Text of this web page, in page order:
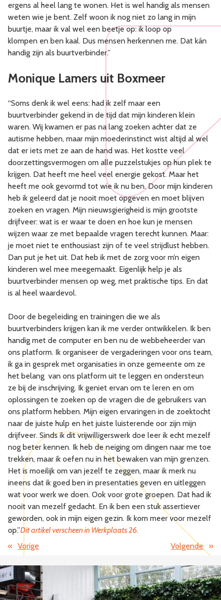
ergens al heel lang te wonen. Het is wel handig als mensen
weten wie je bent. Zelf woon ik nog niet zo lang in mijn
buurtje, maar ik val wel een beetje op: ik loop op
klompen en ben kaal. Dus mensen herkennen me. Dat kán
handig zijn als buurtverbinder.”
Monique Lamers uit Boxmeer
“Soms denk ik wel eens: had ik zelf maar een
buurtverbinder gekend in de tijd dat mijn kinderen klein
waren. Wij kwamen er pas na lang zoeken achter dat ze
autisme hebben, maar mijn moederinstinct wist altijd al wel
dat er iets met ze aan de hand was. Het kostte veel
doorzettingsvermogen om alle puzzelstukjes op hun plek te
krijgen. Dat heeft me heel veel energie gekost. Maar het
heeft me ook gevormd tot wie ik nu ben. Door mijn kinderen
heb ik geleerd dat je nooit moet opgeven en moet blijven
zoeken en vragen. Mijn nieuwsgierigheid is mijn grootste
drijfveer: wat is er waar te doen en hoe kun je mensen
wijzen waar ze met bepaalde vragen terecht kunnen. Maar:
je moet niet te enthousiast zijn of te veel strijdlust hebben.
Dan put je het uit. Dat heb ik met de zorg voor m’n eigen
kinderen wel mee meegemaakt. Eigenlijk help je als
buurtverbinder mensen op weg, met praktische tips. En dat
is al heel waardevol.
Door de begeleiding en trainingen die we als
buurtverbinders krijgen kan ik me verder ontwikkelen. Ik ben
handig met de computer en ben nu de webbeheerder van
ons platform. Ik organiseer de vergaderingen voor ons team,
ik ga in gesprek met organisaties in onze gemeente om ze
het belang van ons platform uit te leggen en ondersteun
ze bij de inschrijving. Ik geniet ervan om te leren en om
oplossingen te zoeken op de vragen die de gebruikers van
ons platform hebben. Mijn eigen ervaringen in de zoektocht
naar de juiste hulp en het juiste luisterende oor zijn mijn
drijfveer. Sinds ik dit vrijwilligerswerk doe leer ik echt mezelf
nog beter kennen. Ik heb de neiging om dingen naar me toe
trekken, maar ik oefen nu in het bewaken van mijn grenzen.
Het is moeilijk om van jezelf te zeggen, maar ik merk nu
ineens dat ik goed ben in presentaties geven en uitleggen
wat voor werk we doen. Ook voor grote groepen. Dat had ik
nooit van mezelf gedacht. En ik ben een stuk assertiever
geworden, ook in mijn eigen gezin. Ik kom meer voor mezelf
op.”Dit artikel verscheen in Werkplaats 26.
« Vorige Volgende »